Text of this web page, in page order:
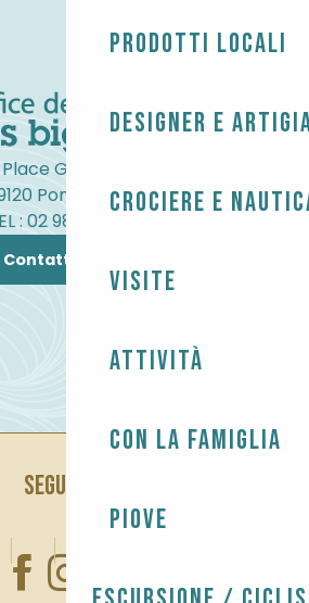
Prodotti locali
Designer e
Crociere e
Visite
Attività
Con la famiglia
Piove
Place Gambetta
Pont-l'Abbé
: 02 98 82 37 99
Contattateci
SEGUITECI